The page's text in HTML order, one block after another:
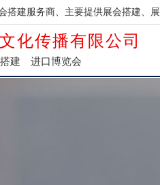
搭建服务商、主要提供展会搭建、展
化传播有限公司
建 进口博览会